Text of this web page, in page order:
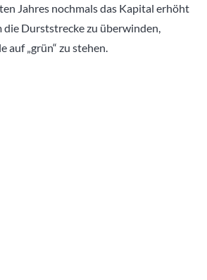
Jahres nochmals das Kapital erhöht
die Durststrecke zu überwinden,
auf „grün“ zu stehen.